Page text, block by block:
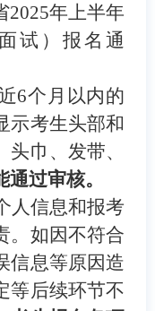
2025年上半年
试）报名通
6个月以内的
示考生头部和
巾、发带、
过审核。
人信息和报考
。如因不符合
信息等原因造
等后续环节不